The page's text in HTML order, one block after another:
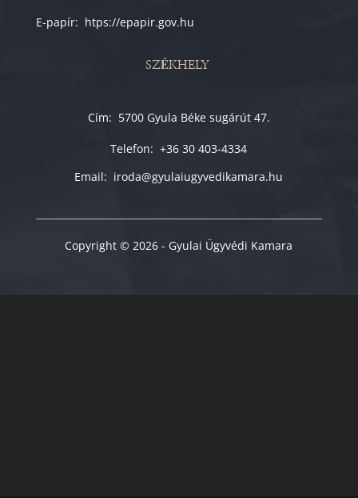
E-papír: htps://epapir.gov.hu
SZÉKHELY
Cím: 5700 Gyula Béke sugárút 47.
Telefon: +36 30 403-4334
Email: iroda@gyulaiugyvedikamara.hu
Copyright © 2026 - Gyulai Ügyvédi Kamara